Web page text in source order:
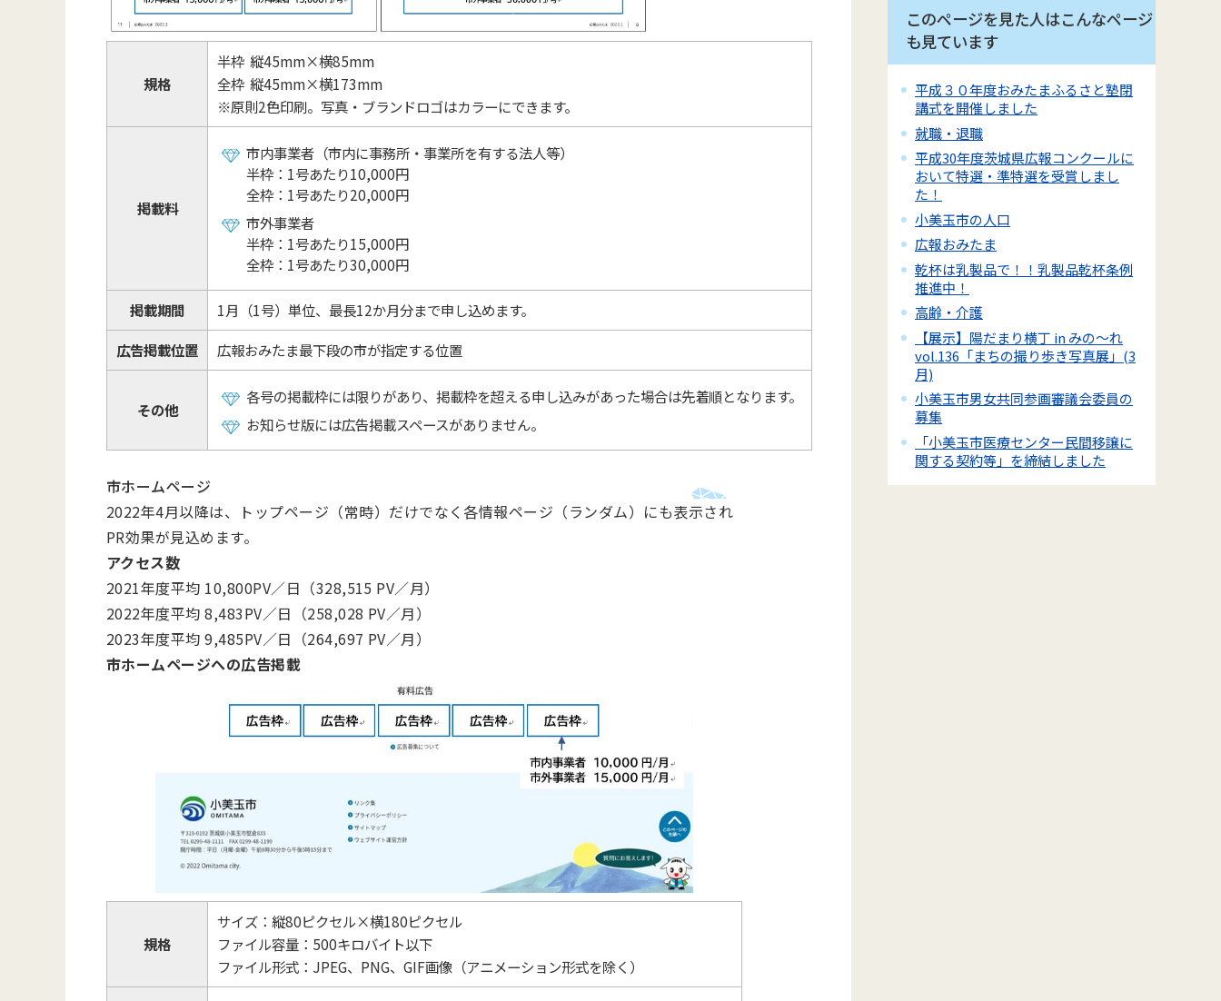
規格
半枠 縦45mm×横85mm
全枠 縦45mm×横173mm
※原則2色印刷。写真・ブランドロゴはカラーにできます。
掲載料
市内事業者（市内に事務所・事業所を有する法人等）
半枠：1号あたり10,000円
全枠：1号あたり20,000円
市外事業者
半枠：1号あたり15,000円
全枠：1号あたり30,000円
掲載期間
1月（1号）単位、最長12か月分まで申し込めます。
広告掲載位置
広報おみたま最下段の市が指定する位置
その他
各号の掲載枠には限りがあり、掲載枠を超える申し込みがあった場合は先着順となります。
お知らせ版には広告掲載スペースがありません。
市ホームページ
2022年4月以降は、トップページ（常時）だけでなく各情報ページ（ランダム）にも表示され
PR効果が見込めます。
アクセス数
2021年度平均 10,800PV／日（328,515 PV／月）
2022年度平均 8,483PV／日（258,028 PV／月）
2023年度平均 9,485PV／日（264,697 PV／月）
市ホームページへの広告掲載
規格
サイズ：縦80ピクセル×横180ピクセル
ファイル容量：500キロバイト以下
ファイル形式：JPEG、PNG、GIF画像（アニメーション形式を除く）
このページを見た人はこんなページ
も見ています
平成３０年度おみたまふるさと塾閉
講式を開催しました
就職・退職
平成30年度茨城県広報コンクールに
おいて特選・準特選を受賞しまし
た！
小美玉市の人口
広報おみたま
乾杯は乳製品で！！乳製品乾杯条例
推進中！
高齢・介護
【展示】陽だまり横丁 in みの～れ
vol.136「まちの撮り歩き写真展」(3
月)
小美玉市男女共同参画審議会委員の
募集
「小美玉市医療センター民間移譲に
関する契約等」を締結しました